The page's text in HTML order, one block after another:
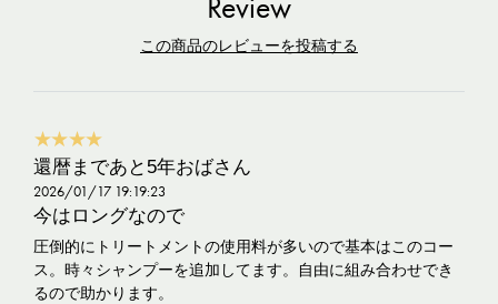
この商品のレビューを投稿する
★★★★
還暦まであと5年おばさん
2026/01/17 19:19:23
今はロングなので
圧倒的にトリートメントの使用料が多いので基本はこのコー
ス。時々シャンプーを追加してます。自由に組み合わせでき
るので助かります。